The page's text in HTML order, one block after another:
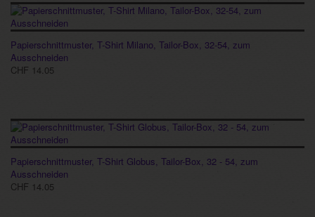
Papierschnittmuster, T-Shirt Milano, Tailor-Box, 32-54, zum
Ausschneiden
CHF 14.05
Papierschnittmuster, T-Shirt Globus, Tailor-Box, 32 - 54, zum
Ausschneiden
CHF 14.05